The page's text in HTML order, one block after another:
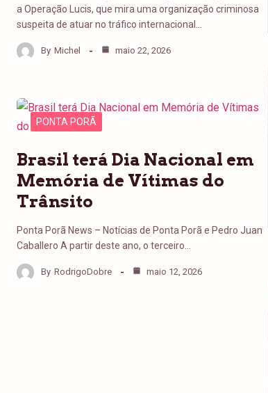
a Operação Lucis, que mira uma organização criminosa
suspeita de atuar no tráfico internacional…
By Michel maio 22, 2026
PONTA PORÃ
Brasil terá Dia Nacional em
Memória de Vítimas do
Trânsito
Ponta Porã News – Notícias de Ponta Porã e Pedro Juan
Caballero A partir deste ano, o terceiro…
By RodrigoDobre maio 12, 2026